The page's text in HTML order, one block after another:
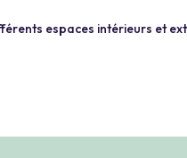
espaces intérieurs et